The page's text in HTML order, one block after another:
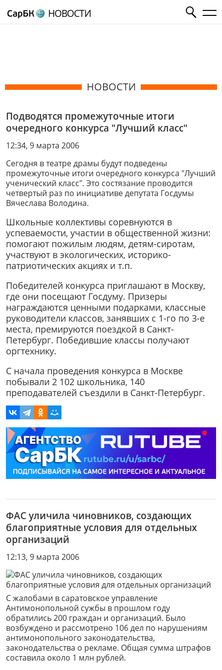
НОВОСТИ
НОВОСТИ
Подводятся промежуточные итоги
очередного конкурса "Лучший класс"
12:34, 9 марта 2006
Сегодня в театре драмы будут подведены
промежуточные итоги очередного конкурса "Лучший
ученический класс". Это состязание проводится
четвертый раз по инициативе депутата Госдумы
Вячеслава Володина.
Школьные коллективы соревнуются в
успеваемости, участии в общественной жизни:
помогают пожилым людям, детям-сиротам,
участвуют в экологических, историко-
патриотических акциях и т.п.
Победителей конкурса приглашают в Москву,
где они посещают Госдуму. Призеры
награждаются ценными подарками, классные
руководители классов, занявших с 1-го по 3-е
места, премируются поездкой в Санкт-
Петербург. Победившие классы получают
оргтехнику.
С начала проведения конкурса в Москве
побывали 2 102 школьника, 140
преподавателей съездили в Санкт-Петербург.
ФАС уличила чиновников, создающих
благоприятные условия для отдельных
организаций
12:13, 9 марта 2006
С жалобами в саратовское управление
Антимонопольной сужбы в прошлом году
обратились 200 граждан и организаций. Было
возбуждено и рассмотрено 106 дел по нарушениям
антимонопольного законодательства,
законодательства о рекламе. Общая сумма штрафов
составила около 1 млн рублей.